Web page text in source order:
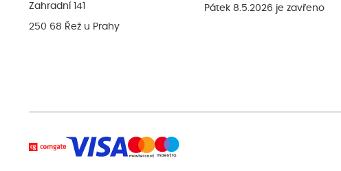
Zahradní 141
250 68 Řež u Prahy
Pátek 8.5.2026 je zavřeno